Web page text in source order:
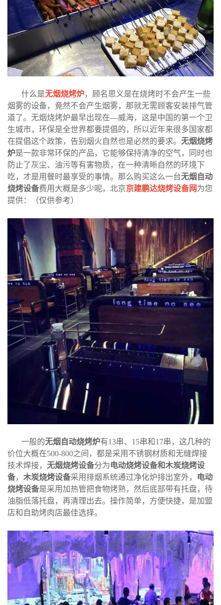
什么是无烟烧烤炉，顾名思义是在烧烤时不会产生一些
烟雾的设备，竟然不会产生烟雾，那就无需顾客安装排气管
道了。无烟烧烤炉最早出现在—威海，这是中国的第一个卫
生城市，环保是全世界都要提倡的，所以近年来很多国家都
在提倡这个政策，告别烟火自然也是必然的要求。 无烟烧烤
炉是一款非常环保的产品，它能够保持清净的空气，同时也
防止了灰尘、油污等有害物质，在一种清晰自然的环境下
吃，才是用餐时最享受的事情。那么购买这么一台无烟自动
烧烤设备费用大概是多少呢，北京京建鹏达烧烤设备网为您
提供：（仅供参考）
一般的无烟自动烧烤炉有13串、15串和17串，这几种的
价位大概在500-800之间，都是采用不锈钢材质和无缝焊接
技术焊接， 无烟烧烤设备分为电动烧烤设备和木炭烧烤设
备， 木炭烧烤设备采用排烟系统通过净化炉排出室外，
电动
烧烤设备是采用加热管把食物烤熟，然后底部带有托盘，待
油脂低落托盘，再清理出去。操作简单，方便快捷，是加盟
店和自助烤肉店最佳选择。